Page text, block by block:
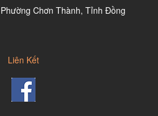
Chơn Thành, Tỉnh Đồng
Liên Kết